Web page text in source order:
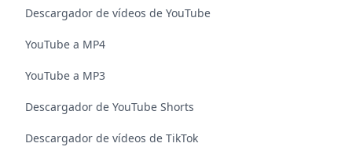
Descargador de vídeos de YouTube
YouTube a MP4
YouTube a MP3
Descargador de YouTube Shorts
Descargador de vídeos de TikTok